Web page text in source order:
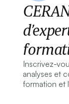
Inscrivez-
analyses et
formation et